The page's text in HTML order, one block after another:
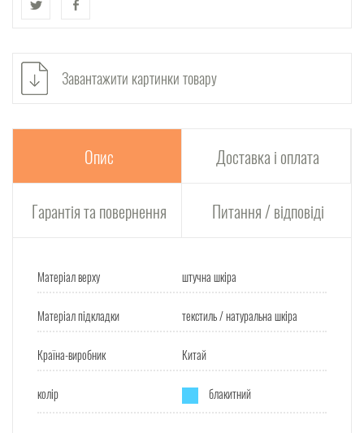
Завантажити картинки товару
Опис Доставка і оплата
Гарантія та повернення Питання / відповіді
Матеріал верху штучна шкіра
Матеріал підкладки текстиль / натуральна шкіра
Країна-виробник Китай
колір блакитний